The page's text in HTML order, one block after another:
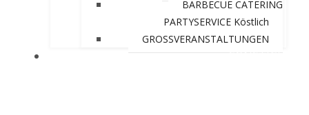
BARBECUE CATERING
PARTYSERVICE Köstlich
GROSSVERANSTALTUNGEN
SONSTIGES